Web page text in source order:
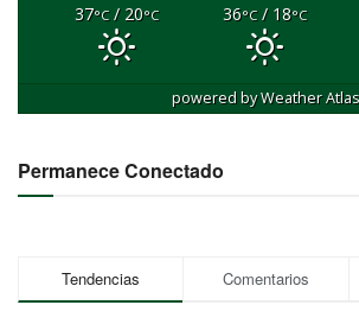
37°C/ 20°C 36°C/ 18°C
powered byWeather Atlas
Permanece Conectado
Tendencias Comentarios